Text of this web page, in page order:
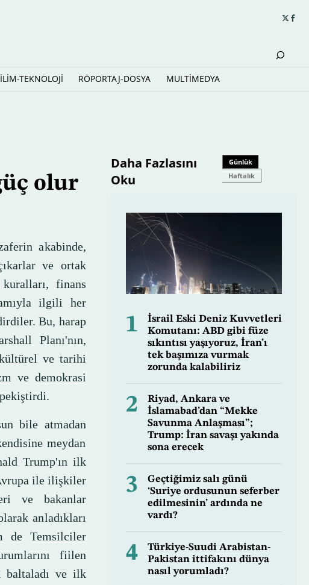
TEKNOLOJİ RÖPORTAJ-DOSYA MULTİMEDYA
olur
akabinde,
ve ortak
finans
ilgili her
Bu, harap
Planı'nın,
ve tarihi
ve demokrasi
bile atmadan
meydan
Trump'ın ilk
ile ilişkiler
ve bakanlar
anladıkları
de Temsilciler
fiilen
baltaladı ve ilk
Daha Fazlasını
Oku
Günlük
Haftalık
1
İsrail Eski Deniz Kuvvetleri
Komutanı: ABD gibi füze
sıkıntısı yaşıyoruz, İran’ı
tek başımıza vurmak
zorunda kalabiliriz
2
Riyad, Ankara ve
İslamabad’dan “Mekke
Savunma Anlaşması”;
Trump: İran savaşı yakında
sona erecek
3
Geçtiğimiz salı günü
‘Suriye ordusunun seferber
edilmesinin’ ardında ne
vardı?
4
Türkiye-Suudi Arabistan-
Pakistan ittifakını dünya
nasıl yorumladı?